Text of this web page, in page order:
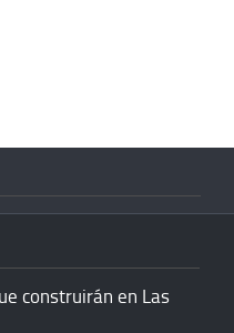
construirán en Las